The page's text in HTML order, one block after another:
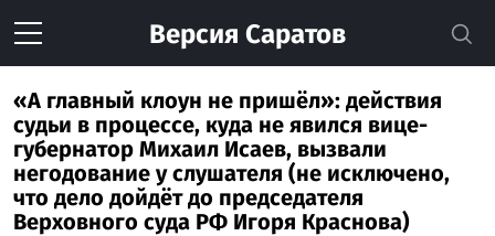
Версия Саратов
«А главный клоун не пришёл»: действия
судьи в процессе, куда не явился вице-
губернатор Михаил Исаев, вызвали
негодование у слушателя (не исключено,
что дело дойдёт до председателя
Верховного суда РФ Игоря Краснова)